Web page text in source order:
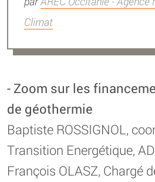
Climat
- Zoom sur les
de géothermie
Baptiste ROSSIGNOL,
Transition Energétique,
François OLASZ, Chargé